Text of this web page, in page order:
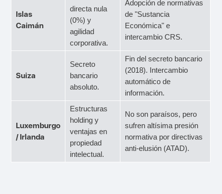
Islas
Caimán
directa nula
(0%) y
agilidad
corporativa.
Adopción de normativas
de "Sustancia
Económica" e
intercambio CRS.
Suiza
Secreto
bancario
absoluto.
Fin del secreto bancario
(2018). Intercambio
automático de
información.
Luxemburgo
/ Irlanda
Estructuras
holding y
ventajas en
propiedad
intelectual.
No son paraísos, pero
sufren altísima presión
normativa por directivas
anti-elusión (ATAD).